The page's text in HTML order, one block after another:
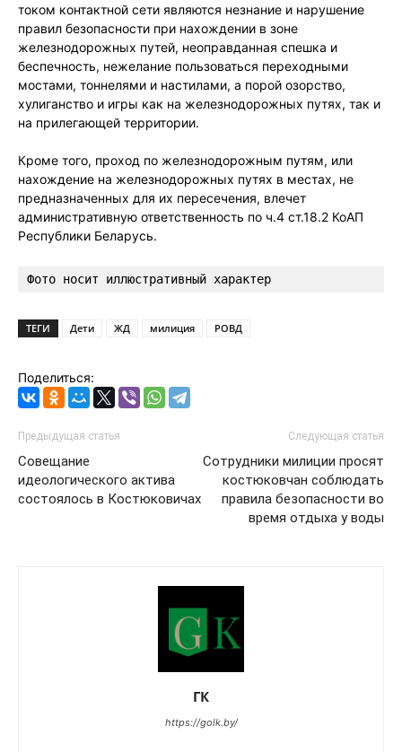
током контактной сети являются незнание и нарушение
правил безопасности при нахождении в зоне
железнодорожных путей, неоправданная спешка и
беспечность, нежелание пользоваться переходными
мостами, тоннелями и настилами, а порой озорство,
хулиганство и игры как на железнодорожных путях, так и
на прилегающей территории.
Кроме того, проход по железнодорожным путям, или
нахождение на железнодорожных путях в местах, не
предназначенных для их пересечения, влечет
административную ответственность по ч.4 ст.18.2 КоАП
Республики Беларусь.
Фото носит иллюстративный характер
ТЕГИ Дети ЖД милиция РОВД
Поделиться:
Предыдущая статья
Совещание
идеологического актива
состоялось в Костюковичах
Следующая статья
Сотрудники милиции просят
костюковчан соблюдать
правила безопасности во
время отдыха у воды
ГК
https://golk.by/